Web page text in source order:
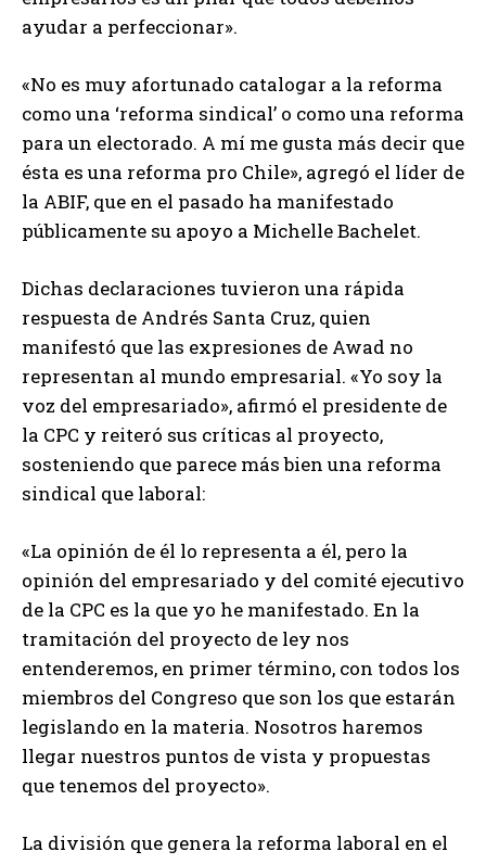
ayudar a perfeccionar».
«No es muy afortunado catalogar a la reforma
como una ‘reforma sindical’ o como una reforma
para un electorado. A mí me gusta más decir que
ésta es una reforma pro Chile», agregó el líder de
la ABIF, que en el pasado ha manifestado
públicamente su apoyo a Michelle Bachelet.
Dichas declaraciones tuvieron una rápida
respuesta de Andrés Santa Cruz, quien
manifestó que las expresiones de Awad no
representan al mundo empresarial. «Yo soy la
voz del empresariado», afirmó el presidente de
la CPC y reiteró sus críticas al proyecto,
sosteniendo que parece más bien una reforma
sindical que laboral:
«La opinión de él lo representa a él, pero la
opinión del empresariado y del comité ejecutivo
de la CPC es la que yo he manifestado. En la
tramitación del proyecto de ley nos
entenderemos, en primer término, con todos los
miembros del Congreso que son los que estarán
legislando en la materia. Nosotros haremos
llegar nuestros puntos de vista y propuestas
que tenemos del proyecto».
La división que genera la reforma laboral en el